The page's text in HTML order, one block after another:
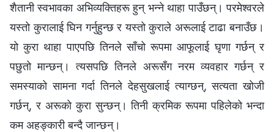
शैतानी स्वभावका अभिव्यक्तिहरू हुन् भन्‍ने थाहा पाउँछन्। परमेश्‍वरले
यस्तो कुरालाई घिन गर्नुहुन्छ र यस्तो कुराले अरूलाई टाढा बनाउँछ।
यो कुरा थाहा पाएपछि तिनले साँचो रूपमा आफूलाई घृणा गर्छन् र
पछुतो मान्छन्। त्यसपछि तिनले अरूसँग नरम व्यवहार गर्छन् र
समस्याको सामना गर्दा तिनले देहसुखलाई त्याग्छन्, सत्यता खोजी
गर्छन्, र अरूको कुरा सुन्छन्। तिनी क्रमिक रूपमा पहिलेको भन्दा
कम अहङ्कारी बन्दै जान्छन्।